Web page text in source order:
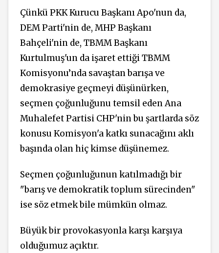
Çünkü PKK Kurucu Başkanı Apo'nun da,
DEM Parti'nin de, MHP Başkanı
Bahçeli'nin de, TBMM Başkanı
Kurtulmuş'un da işaret ettiği TBMM
Komisyonu’nda savaştan barışa ve
demokrasiye geçmeyi düşünürken,
seçmen çoğunluğunu temsil eden Ana
Muhalefet Partisi CHP'nin bu şartlarda söz
konusu Komisyon'a katkı sunacağını aklı
başında olan hiç kimse düşünemez.
Seçmen çoğunluğunun katılmadığı bir
"barış ve demokratik toplum sürecinden"
ise söz etmek bile mümkün olmaz.
Büyük bir provokasyonla karşı karşıya
olduğumuz açıktır.